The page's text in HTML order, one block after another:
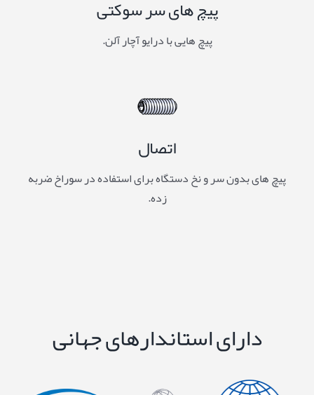
پیچ های سر سوکتی
پیچ هایی با درایو آچار آلن.
اتصال
پیچ های بدون سر و نخ دستگاه برای استفاده در سوراخ ضربه
زده.
دارای استاندارهای جهانی